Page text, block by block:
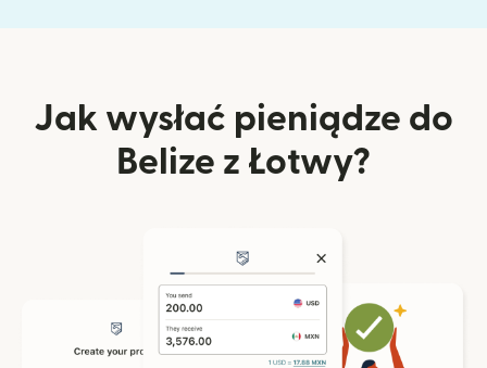
Jak wysłać pieniądze do
Belize z Łotwy?